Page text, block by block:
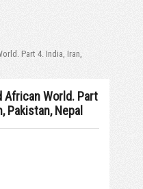
Part 4. India, Iran,
African World. Part
Pakistan, Nepal